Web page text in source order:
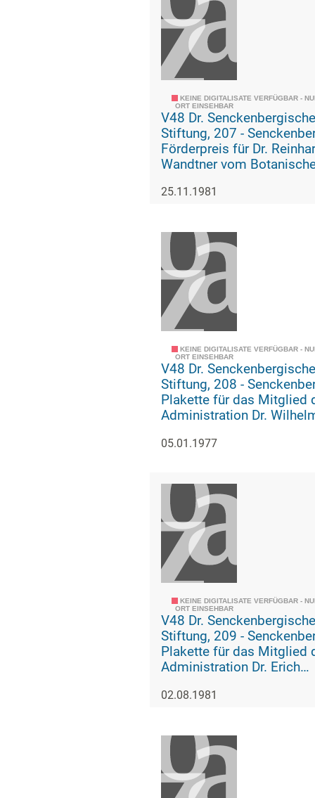
KEINE DIGITALISATE VERFÜGBAR -
ORT EINSEHBAR
V48 Dr. Senckenbergische
Stiftung, 207 - Senckenberg-
Förderpreis für Dr.
Wandtner vom
Goethe-Universität
25.11.1981
KEINE DIGITALISATE VERFÜGBAR -
ORT EINSEHBAR
V48 Dr. Senckenbergische
Stiftung, 208 - Senckenberg-
Plakette für das Mitglied
Administration Dr.
05.01.1977
KEINE DIGITALISATE VERFÜGBAR -
ORT EINSEHBAR
V48 Dr. Senckenbergische
Stiftung, 209 - Senckenberg-
Plakette für das Mitglied
Administration Dr. Erich
02.08.1981